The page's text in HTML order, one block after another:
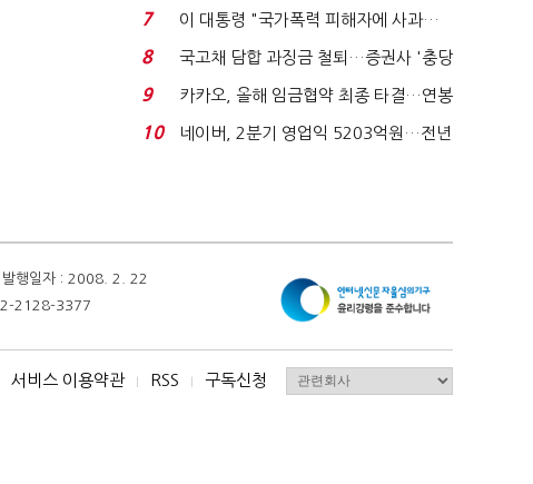
지에 상한가...
7
이 대통령 "국가폭력 피해자에 사과…
적극적 조사로 진...
8
국고채 담합 과징금 철퇴…증권사 '충당
금 폭탄' 우려...
9
카카오, 올해 임금협약 최종 타결…연봉
6.3% 인상·격려...
10
네이버, 2분기 영업익 5203억원…전년
발행일자 : 2008. 2. 22
2128-3377
서비스 이용약관 I RSS I 구독신청